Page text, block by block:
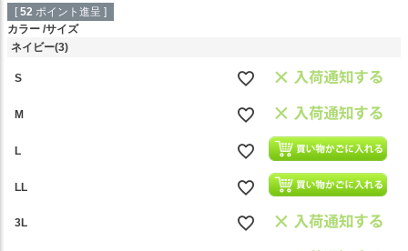
[ 52 ポイント進呈 ]
カラー サイズ
ネイビー(3)
S
M
L
LL
3L